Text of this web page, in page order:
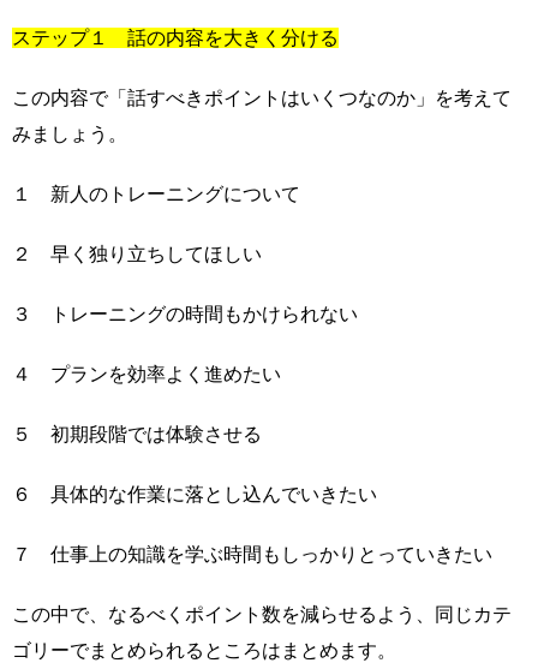
ステップ１ 話の内容を大きく分ける
この内容で「話すべきポイントはいくつなのか」を考えて
みましょう。
１ 新人のトレーニングについて
２ 早く独り立ちしてほしい
３ トレーニングの時間もかけられない
４ プランを効率よく進めたい
５ 初期段階では体験させる
６ 具体的な作業に落とし込んでいきたい
７ 仕事上の知識を学ぶ時間もしっかりとっていきたい
この中で、なるべくポイント数を減らせるよう、同じカテ
ゴリーでまとめられるところはまとめます。